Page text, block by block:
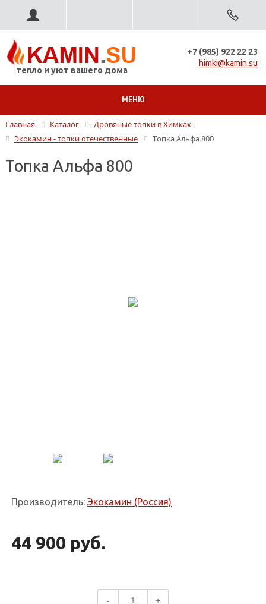
тепло и уют вашего дома
+7 (985) 922 22 23
himki@kamin.su
МЕНЮ
Главная Каталог
Дровяные топки в Химках
Экокамин - топки отечественные
Топка Альфа 800
Топка Альфа 800
Производитель: Экокамин (Россия)
44 900 руб.
- +